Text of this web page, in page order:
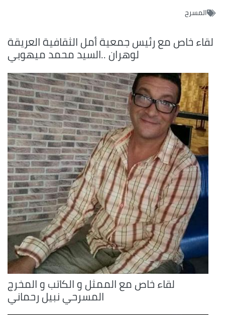
المسرح
لقاء خاص مع رئيس جمعية أمل الثقافية العريقة
لوهران ..السيد محمد ميهوبي
لقاء خاص مع الممثل و الكاتب و المخرج
المسرحي نبيل رحماني